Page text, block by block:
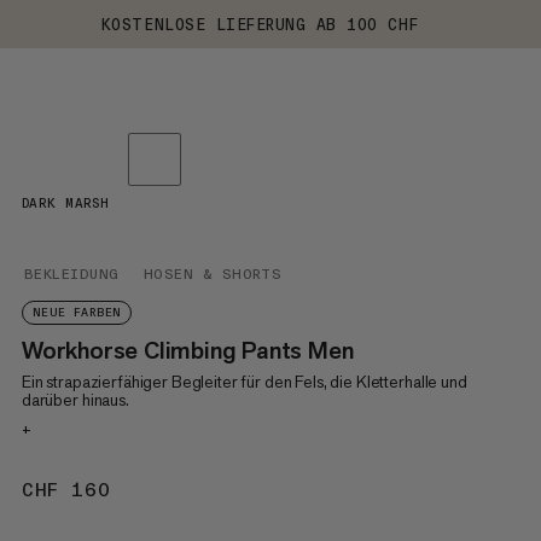
KOSTENLOSE LIEFERUNG AB 100 CHF
BEKLEIDUNG HOSEN & SHORTS
NEUE FARBEN
Workhorse Climbing Pants Men
Ein strapazierfähiger Begleiter für den Fels, die Kletterhalle und
darüber hinaus.
+
CHF 160
DARK MARSH